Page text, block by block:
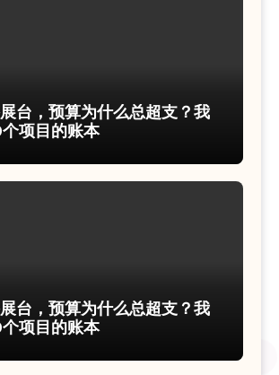
台，预算为什么总超支？我
项目的账本
台，预算为什么总超支？我
项目的账本